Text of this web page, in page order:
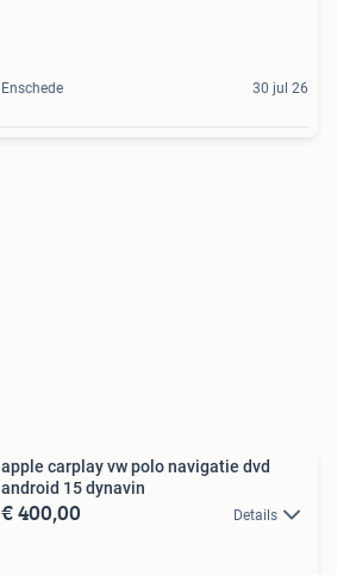
Enschede 30 jul 26
apple carplay vw polo navigatie dvd
android 15 dynavin
€ 400,00 Details